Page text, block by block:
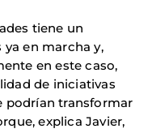
tiene un
en marcha y,
en este caso,
de iniciativas
podrían transformar
explica Javier,